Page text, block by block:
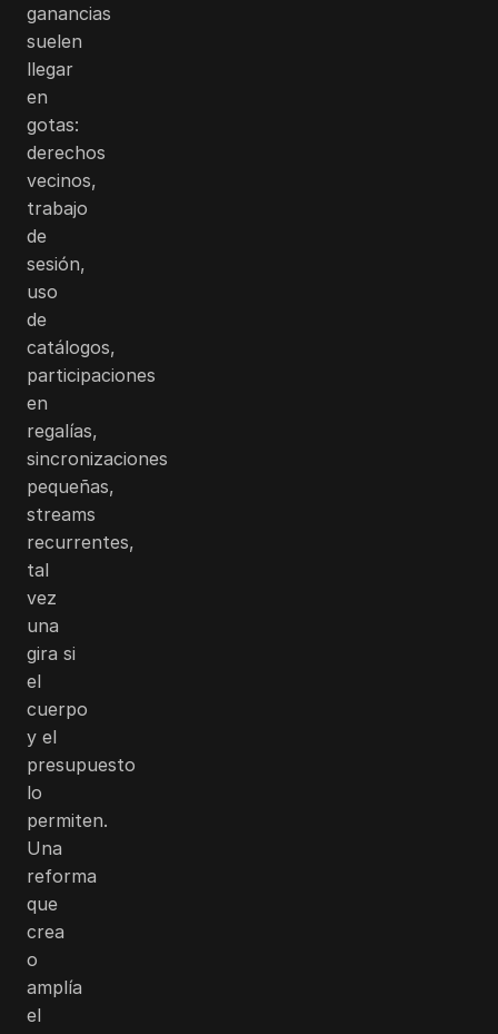
ganancias
suelen
llegar
en
gotas:
derechos
vecinos,
trabajo
de
sesión,
uso
de
catálogos,
participaciones
en
regalías,
sincronizaciones
pequeñas,
streams
recurrentes,
tal
vez
una
gira si
el
cuerpo
y el
presupuesto
lo
permiten.
Una
reforma
que
crea
o
amplía
el